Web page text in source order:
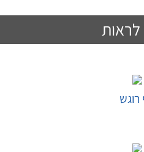
לראות
רוגש